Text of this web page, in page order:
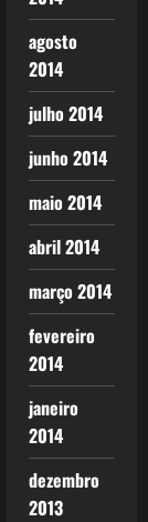
agosto
2014
julho 2014
junho 2014
maio 2014
abril 2014
março 2014
fevereiro
2014
janeiro
2014
dezembro
2013